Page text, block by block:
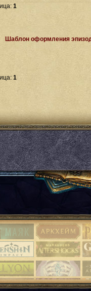
1
Шаблон оформления
1